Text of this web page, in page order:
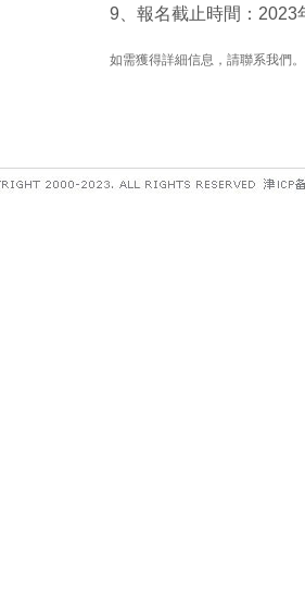
9、報名截止時間： 2023
如需獲得詳細信息，請聯系我們。